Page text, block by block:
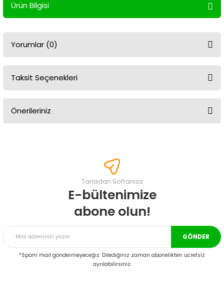
Ürün Bilgisi
Yorumlar (0)
Taksit Seçenekleri
Önerileriniz
Görüş ve önerileriniz için teşekkür ederiz.
Ürün resmi kalitesiz, bozuk veya görüntülenemiyor.
Ürün bilgilerinde hatalar bulunuyor.
Bu ürüne benzer farklı alternatifler olmalı.
Tarladan Sofranıza
E-bültenimize
abone olun!
GÖNDER
*Spam mail göndermeyeceğiz. Dilediğiniz zaman abonelikten ücretsiz
ayrılabilirsiniz.